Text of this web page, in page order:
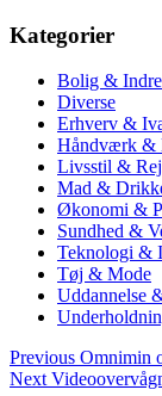
Kategorier
Bolig &
Diverse
Erhverv &
Håndværk &
Livsstil &
Mad &
Økonomi &
Sundhed &
Teknologi &
Tøj & Mode
Uddannelse
Previous Omnimin
Next